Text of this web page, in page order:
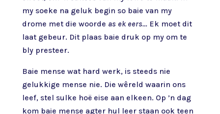
my soeke na geluk begin so baie van my
drome met die woorde as ek eers…Ek moet dit
laat gebeur. Dit plaas baie druk op my om te
bly presteer.
Baie mense wat hard werk, is steeds nie
gelukkige mense nie. Die wêreld waarin ons
leef, stel sulke hoë eise aan elkeen. Op ’n dag
kom baie mense agter hul leer staan ook teen